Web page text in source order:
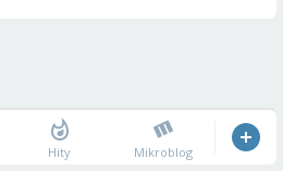
Hity Mikroblog